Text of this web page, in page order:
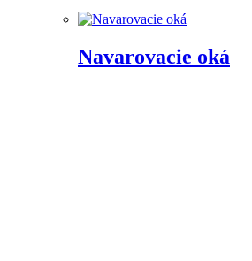
Navarovacie oká